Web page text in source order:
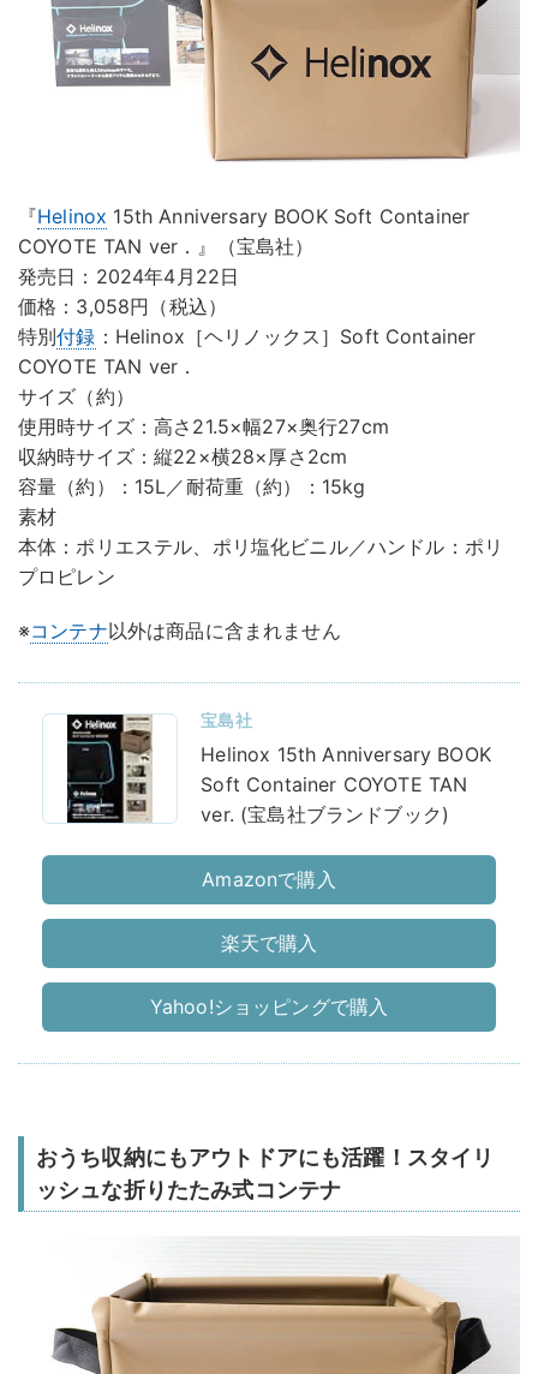
『Helinox 15th Anniversary BOOK Soft Container
COYOTE TAN ver．』（宝島社）
発売日：2024年4月22日
価格：3,058円（税込）
特別付録 ：Helinox［ヘリノックス］Soft Container
COYOTE TAN ver．
サイズ（約）
使用時サイズ：高さ21.5×幅27×奥行27cm
収納時サイズ：縦22×横28×厚さ2cm
容量（約）：15L／耐荷重（約）：15kg
素材
本体：ポリエステル、ポリ塩化ビニル／ハンドル：ポリ
プロピレン
※コンテナ以外は商品に含まれません
宝島社
Helinox 15th Anniversary BOOK
Soft Container COYOTE TAN
ver. (宝島社ブランドブック)
Amazonで購入
楽天で購入
Yahoo!ショッピングで購入
おうち収納にもアウトドアにも活躍！スタイリ
ッシュな折りたたみ式コンテナ